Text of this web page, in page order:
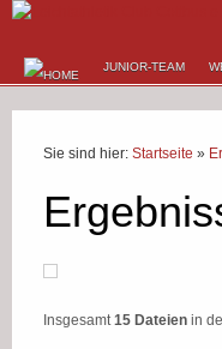
JUNIOR-TEAM
Sie sind hier: Startseite »
Insgesamt15 Dateien in